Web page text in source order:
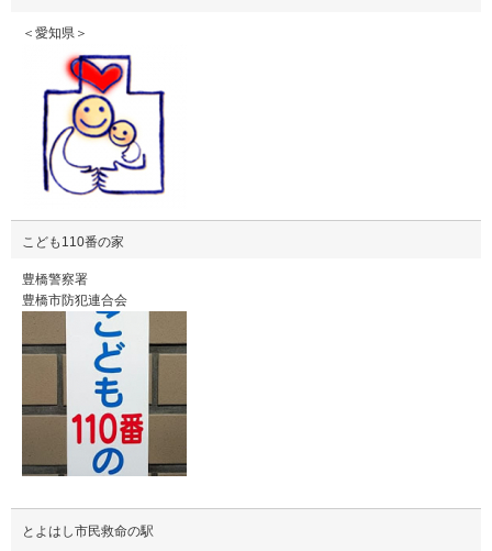
＜愛知県＞
こども110番の家
豊橋警察署
豊橋市防犯連合会
とよはし市民救命の駅